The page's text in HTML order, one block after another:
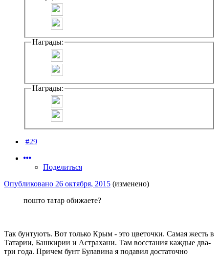
Награды:
Награды:
#29
Поделиться
Опубликовано 26 октября, 2015 (изменено)
пошто татар обижаете?
Так бунтуютъ. Вот только Крым - это цветочки. Самая жесть в
Татарии, Башкирии и Астрахани. Там восстания каждые два-
три года. Причем бунт Булавина я подавил достаточно